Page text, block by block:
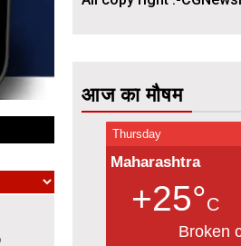
आज का मौषम
Thursday
Maharashtra
+25°C
Broken